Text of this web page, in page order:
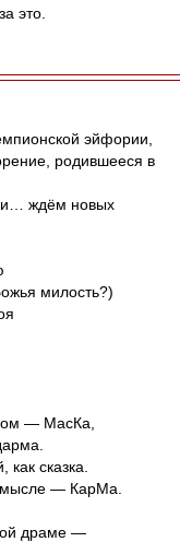
это.
эйфории,
родившееся в
и… ждём новых
милость?)
— МасКа,
сказка.
— КарМа.
драме —